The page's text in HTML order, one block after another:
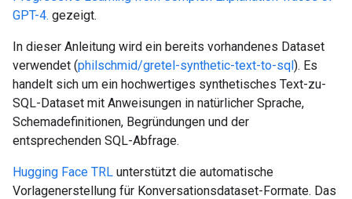
GPT-4. gezeigt.
In dieser Anleitung wird ein bereits vorhandenes Dataset
verwendet (philschmid/gretel-synthetic-text-to-sql). Es
handelt sich um ein hochwertiges synthetisches Text-zu-
SQL-Dataset mit Anweisungen in natürlicher Sprache,
Schemadefinitionen, Begründungen und der
entsprechenden SQL-Abfrage.
Hugging Face TRL unterstützt die automatische
Vorlagenerstellung für Konversationsdataset-Formate. Das